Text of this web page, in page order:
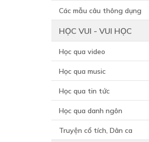
Các mẫu câu thông dụng
HỌC VUI - VUI HỌC
Học qua video
Học qua music
Học qua tin tức
Học qua danh ngôn
Truyện cổ tích, Dân ca